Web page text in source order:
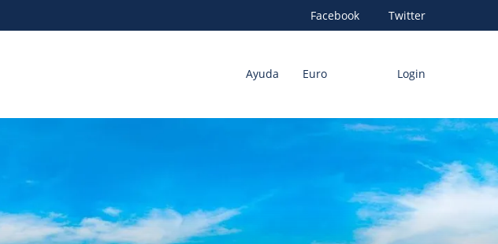
Facebook Twitter
Ayuda Euro Login